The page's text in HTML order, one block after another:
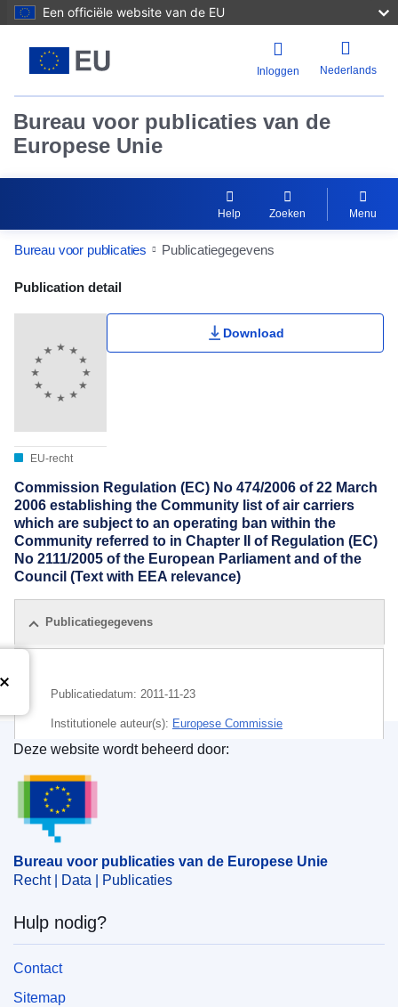
Een officiële website van de EU
Inloggen Nederlands
Bureau voor publicaties van de
Europese Unie
Help Zoeken Menu
Bureau voor publicaties Publicatiegegevens
Publication Detail Actions Portlet
Publication detail
EU-recht
Download
Commission Regulation (EC) No 474/2006 of 22 March
2006 establishing the Community list of air carriers
which are subject to an operating ban within the
Community referred to in Chapter II of Regulation (EC)
No 2111/2005 of the European Parliament and of the
Council (Text with EEA relevance)
Publicatiegegevens
Publicatiedatum: 2011-11-23
Institutionele auteur(s): Europese Commissie
CELEX : 02006R0474-20111123
ELI :reg/2006/474/2011-11-23
Bureau voor publicaties van de Europese Unie
Deze website wordt beheerd door:
Bureau voor publicaties van de Europese Unie
Recht | Data | Publicaties
Hulp nodig?
Contact
Sitemap